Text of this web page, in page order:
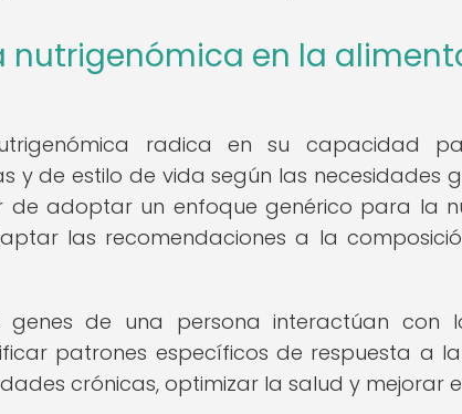
nutrigenómica en la
radica en su capacidad
y de estilo de vida según las necesidades
de adoptar un enfoque genérico para la
las recomendaciones a la
de una persona interactúan con
patrones específicos de respuesta a
crónicas, optimizar la salud y mejorar